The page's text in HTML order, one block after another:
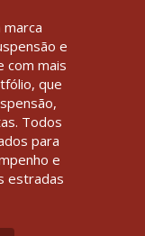
e
com mais
que
Todos
para
e
estradas